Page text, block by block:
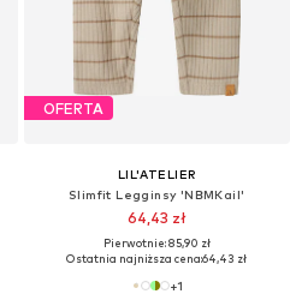
OFERTA
LIL'ATELIER
Slimfit Legginsy 'NBMKail'
64,43 zł
Pierwotnie: 85,90 zł
Ostatnia najniższa cena:64,43 zł
+1